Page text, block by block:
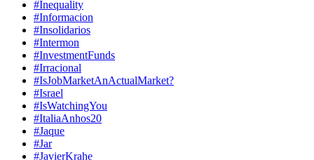
#Inequality
#Informacion
#Insolidarios
#Intermon
#InvestmentFunds
#Irracional
#IsJobMarketAnActualMarket?
#Israel
#IsWatchingYou
#ItaliaAnhos20
#Jaque
#Jar
#JavierKrahe